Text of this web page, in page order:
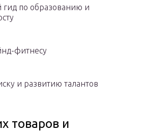
гид по образованию и
фитнесу
и развитию талантов
товаров и